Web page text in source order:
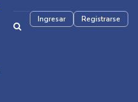
Ingresar Registrarse